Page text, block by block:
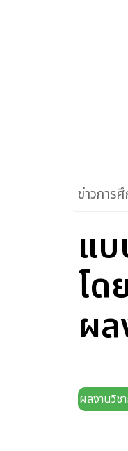
ข่าวการ
แบ
โด
ผ
ผลงานวิช